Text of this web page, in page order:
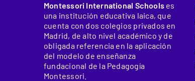
Montessori International Schools es
una institución educativa laica, que
cuenta con dos colegios privados en
Madrid, de alto nivel académico y de
obligada referencia en la aplicación
del modelo de enseñanza
fundacional de la Pedagogía
Montessori.